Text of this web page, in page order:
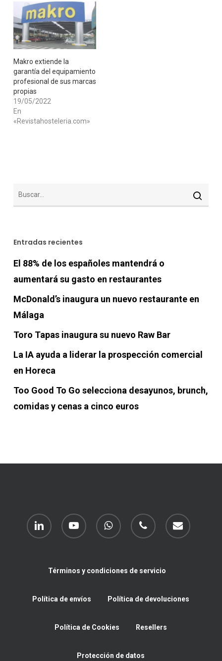
​Makro extiende la
garantía del equipamiento
profesional de sus marcas
propias
19/05/2022
En
«Revistahosteleria.com»
Entradas recientes
El 88% de los españoles mantendrá o
aumentará su gasto en restaurantes
McDonald’s inaugura un nuevo restaurante en
Málaga
Toro Tapas inaugura su nuevo Raw Bar
La IA ayuda a liderar la prospección comercial
en Horeca
Too Good To Go selecciona desayunos, brunch,
comidas y cenas a cinco euros
linkedin youtube whatsapp phone email
Términos y condiciones de servicio
Política de envíos Política de devoluciones
Política de Cookies Resellers
Protección de datos